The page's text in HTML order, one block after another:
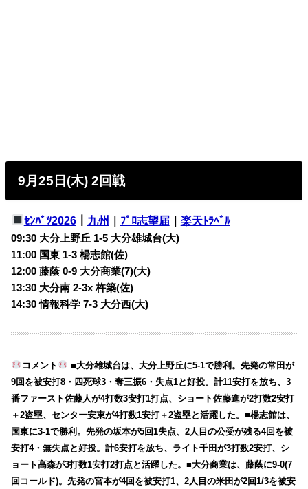
9月25日(木) 2回戦
ｾﾝﾊﾞﾂ2026｜ 九州 ﾌﾟﾛ志望届｜ 楽天ﾄﾗﾍﾞﾙ
09:30 大分上野丘 1-5 大分雄城台(大)
11:00 国東 1-3 楊志館(佐)
12:00 藤蔭 0-9 大分商業(7)(大)
13:30 大分南 2-3x 杵築(佐)
14:30 情報科学 7-3 大分西(大)
コメント
■大分雄城台は、大分上野丘に5-1で勝利。先発の常田が
9回を被安打8・四死球3・奪三振6・失点1と好投。計11安打を放ち、3
番ファースト佐藤人が4打数3安打1打点、ショート佐藤進が2打数2安打
＋2盗塁、センター安東が4打数1安打＋2盗塁と活躍した。■楊志館は、
国東に3-1で勝利。先発の坂本が5回1失点、2人目の公受が残る4回を被
安打4・無失点と好投。計6安打を放ち、ライト千田が3打数2安打、シ
ョート高森が3打数1安打2打点と活躍した。■大分商業は、藤蔭に9-0(7
回コールド)。先発の宮本が4回を被安打1、2人目の米田が2回1/3を被安